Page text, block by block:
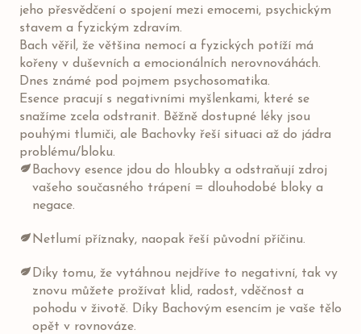
jeho přesvědčení o spojení mezi emocemi, psychickým
stavem a fyzickým zdravím.
Bach věřil, že většina nemocí a fyzických potíží má
kořeny v duševních a emocionálních nerovnováhách.
Dnes známé pod pojmem psychosomatika.
Esence pracují s negativními myšlenkami, které se
snažíme zcela odstranit. Běžně dostupné léky jsou
pouhými tlumiči, ale Bachovky řeší situaci až do jádra
problému/bloku.
Bachovy esence jdou do hloubky a odstraňují zdroj
vašeho současného trápení = dlouhodobé bloky a
negace.
Netlumí příznaky, naopak řeší původní příčinu.
Díky tomu, že vytáhnou nejdříve to negativní, tak vy
znovu můžete prožívat klid, radost, vděčnost a
pohodu v životě. Díky Bachovým esencím je vaše tělo
opět v rovnováze.